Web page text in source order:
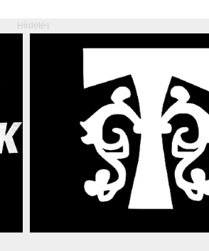
Hírdetés